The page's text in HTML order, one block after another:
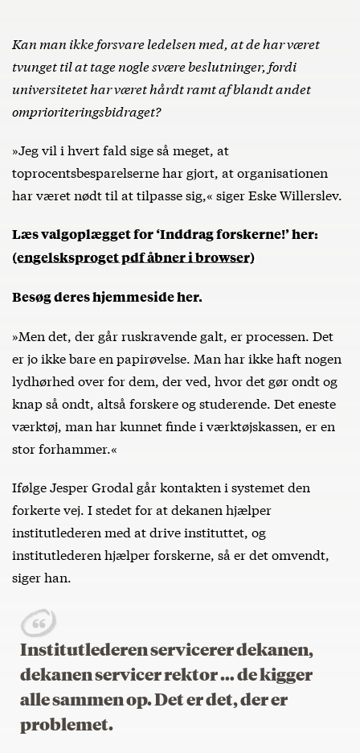
Kan man ikke forsvare ledelsen med, at de har været
tvunget til at tage nogle svære beslutninger, fordi
universitetet har været hårdt ramt af blandt andet
omprioriteringsbidraget?
»Jeg vil i hvert fald sige så meget, at
toprocentsbesparelserne har gjort, at organisationen
har været nødt til at tilpasse sig,« siger Eske Willerslev.
Læs valgoplægget for ‘Inddrag forskerne!’ her:
(engelsksproget pdf åbner i browser)
Besøg deres hjemmeside her.
»Men det, der går ruskravende galt, er processen. Det
er jo ikke bare en papirøvelse. Man har ikke haft nogen
lydhørhed over for dem, der ved, hvor det gør ondt og
knap så ondt, altså forskere og studerende. Det eneste
værktøj, man har kunnet finde i værktøjskassen, er en
stor forhammer.«
Ifølge Jesper Grodal går kontakten i systemet den
forkerte vej. I stedet for at dekanen hjælper
institutlederen med at drive instituttet, og
institutlederen hjælper forskerne, så er det omvendt,
siger han.
Institutlederen servicerer dekanen,
dekanen servicer rektor … de kigger
alle sammen op. Det er det, der er
problemet.